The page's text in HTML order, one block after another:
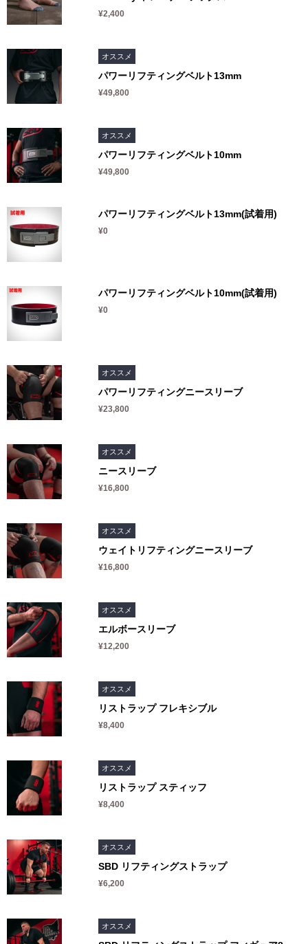
¥2,400
オススメ
パワーリフティングベルト13mm
¥49,800
オススメ
パワーリフティングベルト10mm
¥49,800
パワーリフティングベルト13mm(試着用)
¥0
パワーリフティングベルト10mm(試着用)
¥0
オススメ
パワーリフティングニースリーブ
¥23,800
オススメ
ニースリーブ
¥16,800
オススメ
ウェイトリフティングニースリーブ
¥16,800
オススメ
エルボースリーブ
¥12,200
オススメ
リストラップ フレキシブル
¥8,400
オススメ
リストラップ スティッフ
¥8,400
オススメ
SBD リフティングストラップ
¥6,200
オススメ